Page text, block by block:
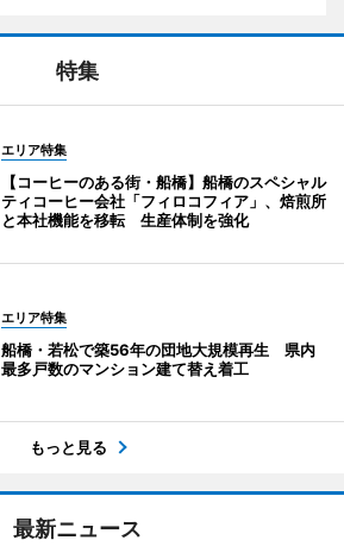
特集
エリア特集
【コーヒーのある街・船橋】船橋のスペシャル
ティコーヒー会社「フィロコフィア」、焙煎所
と本社機能を移転 生産体制を強化
エリア特集
船橋・若松で築56年の団地大規模再生 県内
最多戸数のマンション建て替え着工
もっと見る
最新ニュース